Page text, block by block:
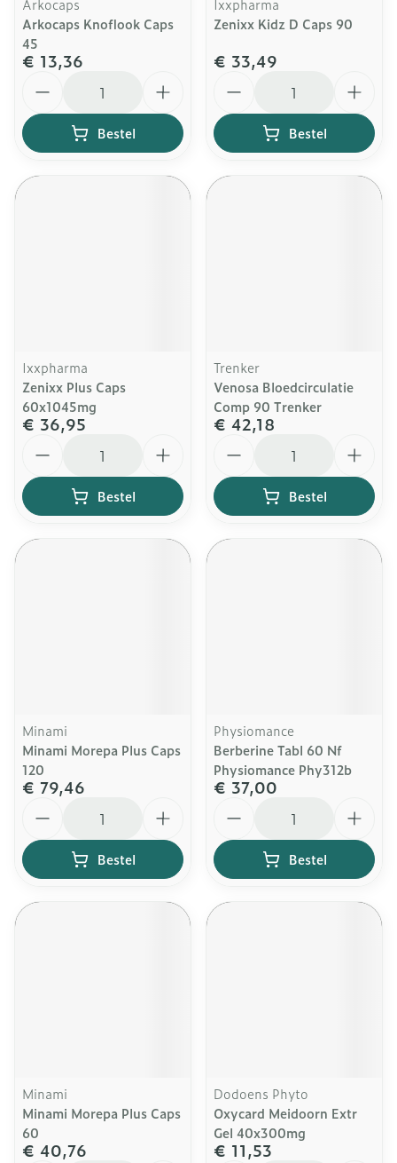
Arkocaps
Arkocaps Knoflook Caps
45
€ 13,36
Bestel
Ixxpharma
Zenixx Kidz D Caps 90
€ 33,49
Bestel
Ixxpharma
Zenixx Plus Caps
60x1045mg
€ 36,95
Bestel
Trenker
Venosa Bloedcirculatie
Comp 90 Trenker
€ 42,18
Bestel
Minami
Minami Morepa Plus Caps
120
€ 79,46
Bestel
Physiomance
Berberine Tabl 60 Nf
Physiomance Phy312b
€ 37,00
Bestel
Minami
Minami Morepa Plus Caps
60
€ 40,76
Dodoens Phyto
Oxycard Meidoorn Extr
Gel 40x300mg
€ 11,53